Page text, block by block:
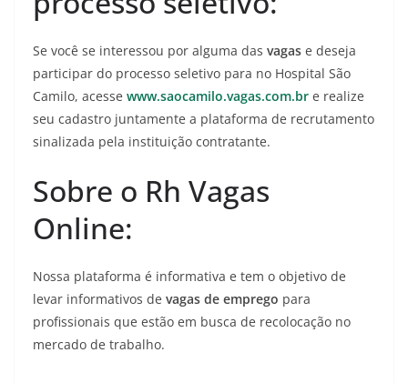
Se você se interessou por alguma das vagas e deseja
participar do processo seletivo para no Hospital São
Camilo, acesse www.saocamilo.vagas.com.br e realize
seu cadastro juntamente a plataforma de recrutamento
sinalizada pela instituição contratante.
Sobre o Rh Vagas
Online:
Nossa plataforma é informativa e tem o objetivo de
levar informativos de vagas de emprego para
profissionais que estão em busca de recolocação no
mercado de trabalho.